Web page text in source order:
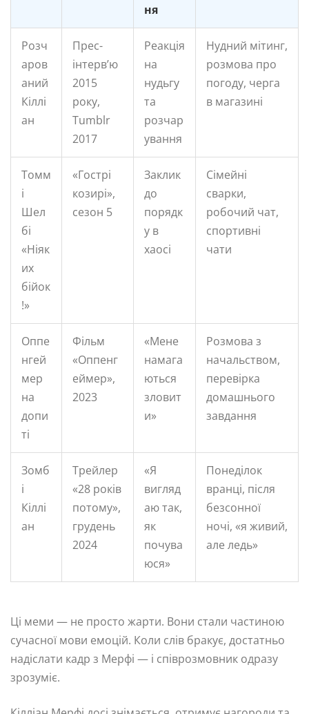
ня
Розч
аров
аний
Кіллі
ан
Прес-
інтерв’ю
2015
року,
Tumblr
2017
Реакція
на
нудьгу
та
розчар
ування
Нудний мітинг,
розмова про
погоду, черга
в магазині
Томм
і
Шел
бі
«Ніяк
их
бійок
!»
«Гострі
козирі»,
сезон 5
Заклик
до
порядк
у в
хаосі
Сімейні
сварки,
робочий чат,
спортивні
чати
Оппе
нгей
мер
на
допи
ті
Фільм
«Оппенг
еймер»,
2023
«Мене
намага
ються
зловит
и»
Розмова з
начальством,
перевірка
домашнього
завдання
Зомб
і
Кіллі
ан
Трейлер
«28 років
потому»,
грудень
2024
«Я
вигляд
аю так,
як
почува
юся»
Понеділок
вранці, після
безсонної
ночі, «я живий,
але ледь»
Ці меми — не просто жарти. Вони стали частиною
сучасної мови емоцій. Коли слів бракує, достатньо
надіслати кадр з Мерфі — і співрозмовник одразу
зрозуміє.